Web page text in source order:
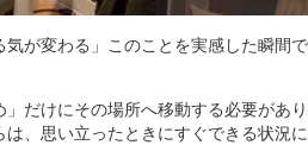
気が変わる」このことを実感した瞬間で
だけにその場所へ移動する必要があり
、思い立ったときにすぐできる状況に